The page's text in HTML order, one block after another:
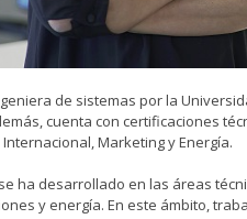
de sistemas por la
cuenta con certificaciones
Marketing y Energía.
ha desarrollado en las áreas
y energía. En este ámbito,